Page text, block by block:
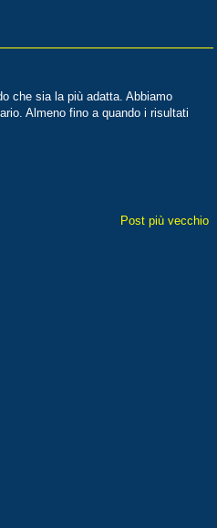
che sia la più adatta. Abbiamo
Almeno fino a quando i risultati
Post più vecchio